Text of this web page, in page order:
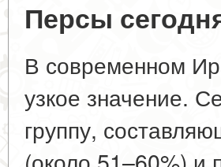
Персы
В современном
узкое значение.
группу,